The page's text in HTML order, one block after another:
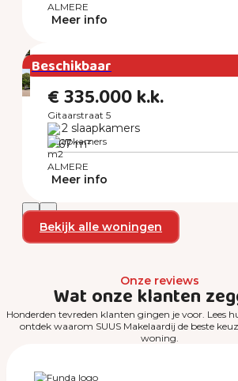
ALMERE
Meer info
Beschikbaar
€ 335.000 k.k.
Gitaarstraat 5
2 slaapkamers
67 m²
ALMERE
Meer info
Bekijk alle woningen
Onze reviews
Wat onze klanten
Honderden tevreden klanten gingen je voor. Lees
ontdek waarom SUUS Makelaardij de beste
woning.